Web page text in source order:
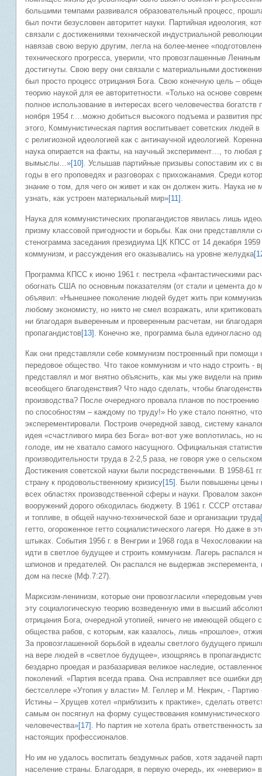
большими темпами развивался образовательный процесс,
был почти безусловен авторитет науки. Партийная идеология,
связали с достижениями технической индустриальной
навязав свою верую другим, легла на более-менее
технического прогресса, уверили, что провозглашенные
достигнуты. Свою веру они связали с материальными
был просто процесс отрицания Бога. Свою конечную цель –
теорию наукой для ее авторитетности. «Только на основе
полное использование в интересах всего человечества
ноября 1954 г.…можно добиться высокого подъема и развития
этого, Коммунистическая партия воспитывает советских людей
с религиозной идеологией как с антинаучной идеологией.
наука опирается на факты, на научный эксперимент…, то любая
вымыслы…»[10] . Услышав партийные призывы сопоставим их с
годы в его проповедях и разговорах с прихожанамия. Среди
знание о том, для чего он живет и как он должен жить. Наука не
узнать, как устроен материальный мир»[11] .
Наука для коммунистических пропагандистов явилась лишь
призму классовой пригодности и борьбы. Как они представляли
стенограмма заседания президиума ЦК КПСС от 14 декабря
коммунизм, и рассуждения его оказывались на уровне желудка
Программа КПСС к июню 1961 г. пестрела «фантастическими
обогнать США по основным показателям (от стали и цемента
объявил: «Нынешнее поколение людей будет жить при
любому экономисту, но никто не смел возражать, или
ни благодаря выверенным и проверенным расчетам, ни
пропагандистов[13] . Конечно же, программа была единогласно
Как они представляли себе коммунизм построенный при
передовое общество. Что такое коммунизм и что надо строить -
представлял и мог внятно объяснить, как мы уже видели на
всеобщего благоденствия? Что надо сделать, чтобы
производства? После очередного провала планов по
по способностям – каждому по труду!» Но уже стало понятно,
эксперементировали. Построив очередной завод, систему
идея «счастливого мира без Бога» вот-вот уже воплотилась,
голоде, им не хватало самого насущного. Официальная
производительности труда в 2-2,5 раза, не говоря уже о
Достижения советской науки были посредственными. В 1958-61
страну к продовольственному кризису[15] . Были повышены цены
всех областях производственной сферы и науки. Провалом
вооружений дорого обходилась бюджету. В 1961 г. СССР
и топливе, в общей научно-технической базе и организации труда
гетто, огороженное гетто социалистического лагеря. Но даже
штыках. События 1956 г. в Венгрии и 1968 года в Чехословакии
идти в светлое будущее и строить коммунизм. Лагерь
шпионов и предателей. Он распался не выдержав эксперемента,
дом на песке (Мф.7:27).
Марксизм-ленинизм, которые они провозгласили «передовым
эту социалогическую теорию возведенную ими в высший
отрицания Бога, очередной утопией, ничего не имеющей общего
общества рабов, с которым, как казалось, лишь «прошлое»,
За провозглашенной борьбой в идеалы светлого будущего
на вере людей в «светлое будущее», изощряясь в
бездарно проедая и разбазаривая великое наследие,
поколений. «Партия всегда права. Она исправляет все ошибки
бестселлере «Утопия у власти» М. Геллер и М. Некрич, - Партию
Истины – Хрущев хотел «приблизить к практике», сделать
самым он посягнул на форму существования коммунистического
человечества»[17] . Но партия не хотела брать ответственность
настоящих профессионалов.
Но им не удалось воспитать бездумных рабов, хотя задачей
население страны. Благодаря, в первую очередь, их «неверию»